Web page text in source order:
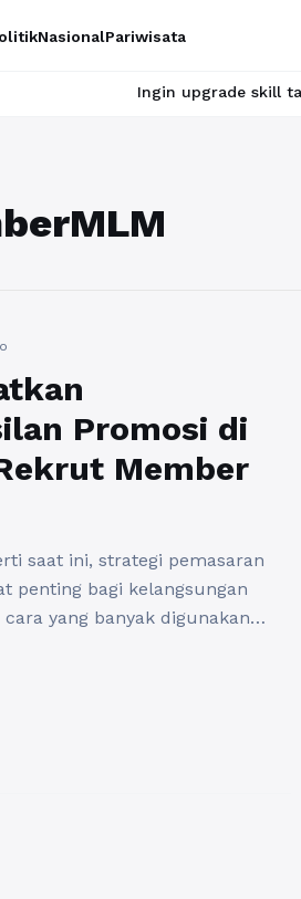
NasionalPariwisata
Ingin upgrade skill tanpa
Promosi di
Member
saat ini, strategi pemasaran
penting bagi kelangsungan
yang banyak digunakan
menggunakan platform